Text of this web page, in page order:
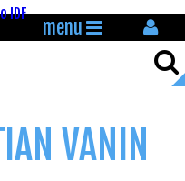
menu
VANIN